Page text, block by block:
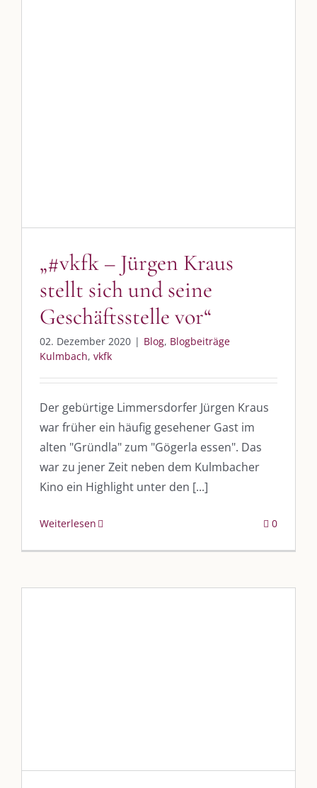
„#vkfk – Jürgen Kraus
stellt sich und seine
Geschäftsstelle vor“
02. Dezember 2020 | Blog, Blogbeiträge
Kulmbach, vkfk
Der gebürtige Limmersdorfer Jürgen Kraus
war früher ein häufig gesehener Gast im
alten "Gründla" zum "Gögerla essen". Das
war zu jener Zeit neben dem Kulmbacher
Kino ein Highlight unter den [...]
Weiterlesen 0